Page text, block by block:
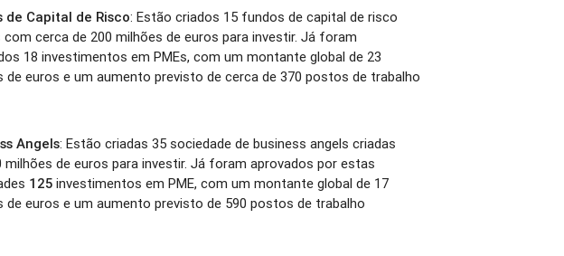
de Capital de Risco: Estão criados 15 fundos de capital de risco
com cerca de 200 milhões de euros para investir. Já foram
18 investimentos em PMEs, com um montante global de 23
de euros e um aumento previsto de cerca de 370 postos de trabalho
Angels: Estão criadas 35 sociedade de business angels criadas
milhões de euros para investir. Já foram aprovados por estas
125 investimentos em PME, com um montante global de 17
de euros e um aumento previsto de 590 postos de trabalho